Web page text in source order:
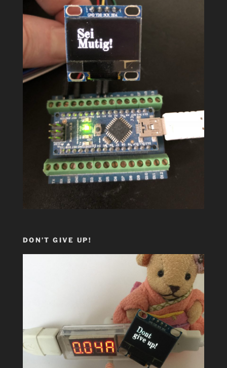
DON’T GIVE UP!